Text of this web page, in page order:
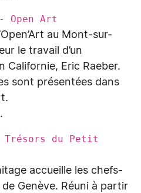
Open Art
au Mont-sur-
le travail d’un
Californie, Eric Raeber.
sont présentées dans
du Petit
accueille les chefs-
Genève. Réuni à partir